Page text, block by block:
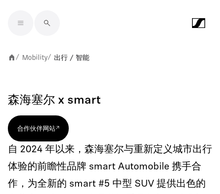
/ Mobility/ 出行 / 智能
森海塞尔 x smart
合作伙伴网站
自 2024 年以来，森海塞尔与重新定义城市出行
体验的前瞻性品牌 smart Automobile 携手合
作，为全新的 smart #5 中型 SUV 提供出色的